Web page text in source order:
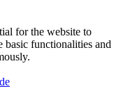
for the website to
basic functionalities and